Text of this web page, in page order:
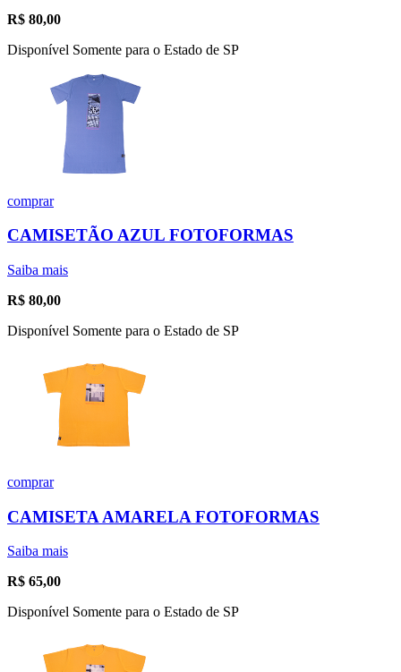
R$ 80,00
Disponível Somente para o Estado de SP
comprar
CAMISETÃO AZUL FOTOFORMAS
Saiba mais
R$ 80,00
Disponível Somente para o Estado de SP
comprar
CAMISETA AMARELA FOTOFORMAS
Saiba mais
R$ 65,00
Disponível Somente para o Estado de SP